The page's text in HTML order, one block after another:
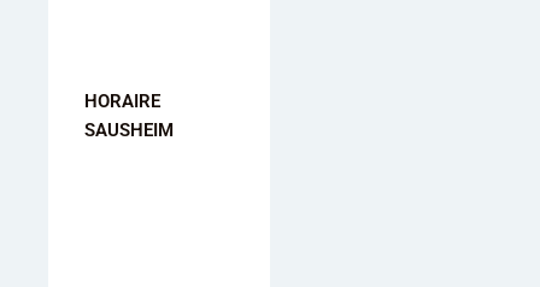
HORAIRE
SAUSHEIM